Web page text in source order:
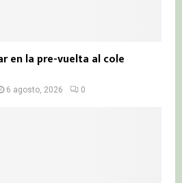
en la pre-vuelta al cole
6 agosto, 2026 0